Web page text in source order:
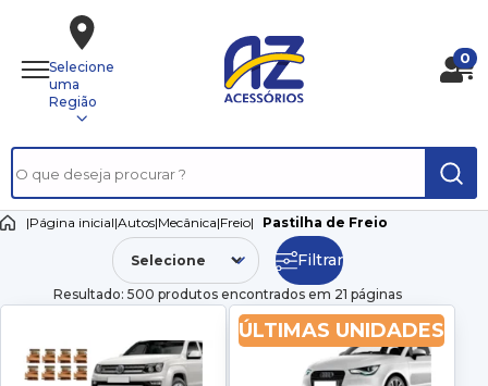
Selecione
uma
Região
0
|Página inicial|Autos|Mecânica|Freio| Pastilha de Freio
Resultado: 500 produtos encontrados em 21 páginas
Filtrar
ÚLTIMAS UNIDADES